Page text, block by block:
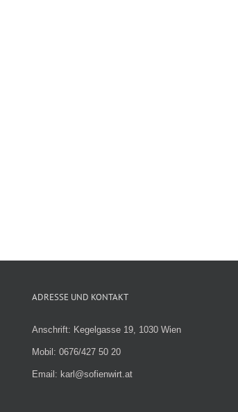
ADRESSE UND KONTAKT
Anschrift: Kegelgasse 19, 1030 Wien
Mobil: 0676/427 50 20
Email: karl@sofienwirt.at